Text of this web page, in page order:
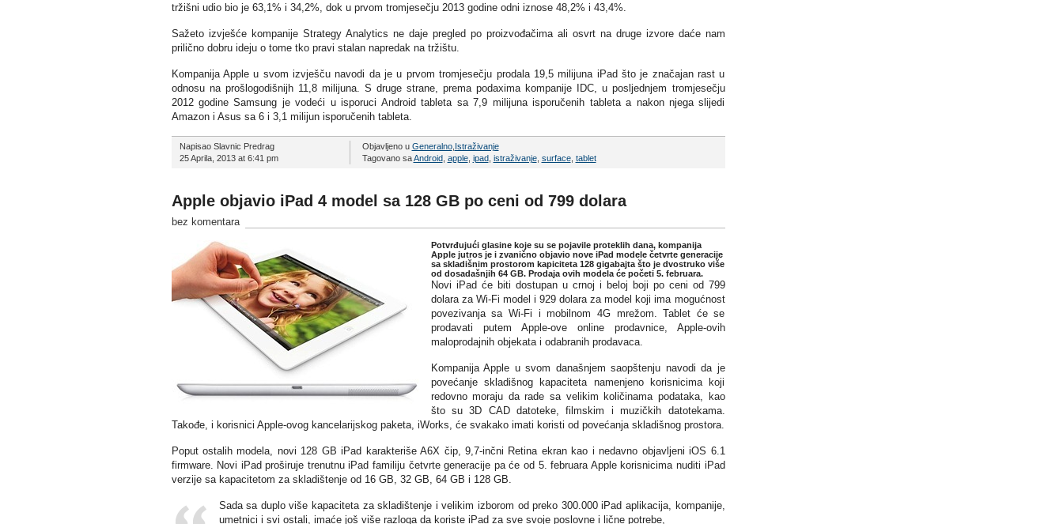
tržišni udio bio je 63,1% i 34,2%, dok u prvom tromjesečju 2013 godine odni iznose 48,2% i 43,4%.
Sažeto izvješće kompanije Strategy Analytics ne daje pregled po proizvođačima ali osvrt na druge izvore daće nam
prilično dobru ideju o tome tko pravi stalan napredak na tržištu.
Kompanija Apple u svom izvješču navodi da je u prvom tromjesečju prodala 19,5 milijuna iPad što je značajan rast u
odnosu na prošlogodišnijh 11,8 milijuna. S druge strane, prema podaxima kompanije IDC, u posljednjem tromjesečju
2012 godine Samsung je vodeći u isporuci Android tableta sa 7,9 milijuna isporučenih tableta a nakon njega slijedi
Amazon i Asus sa 6 i 3,1 milijun isporučenih tableta.
Napisao Slavnic Predrag
25 Aprila, 2013 at 6:41 pm
Objavljeno u Generalno, Istraživanje
Tagovano saAndroid, apple, ipad, istraživanje, surface, tablet
Apple objavio iPad 4 model sa 128 GB po ceni od 799 dolara
bez komentara
Potvrđujući glasine koje su se pojavile proteklih dana, kompanija
Apple jutros je i zvanično objavio nove iPad modele četvrte generacije
sa skladišnim prostorom kapiciteta 128 gigabajta što je dvostruko više
od dosadašnjih 64 GB. Prodaja ovih modela će početi 5. februara.
Novi iPad će biti dostupan u crnoj i beloj boji po ceni od 799
dolara za Wi-Fi model i 929 dolara za model koji ima mogućnost
povezivanja sa Wi-Fi i mobilnom 4G mrežom. Tablet će se
prodavati putem Apple-ove online prodavnice, Apple-ovih
maloprodajnih objekata i odabranih prodavaca.
Kompanija Apple u svom današnjem saopštenju navodi da je
povećanje skladišnog kapaciteta namenjeno korisnicima koji
redovno moraju da rade sa velikim količinama podataka, kao
što su 3D CAD datoteke, filmskim i muzičkih datotekama.
Takođe, i korisnici Apple-ovog kancelarijskog paketa, iWorks, će svakako imati koristi od povećanja skladišnog prostora.
Poput ostalih modela, novi 128 GB iPad karakteriše A6X čip, 9,7-inčni Retina ekran kao i nedavno objavljeni iOS 6.1
firmware. Novi iPad proširuje trenutnu iPad familiju četvrte generacije pa će od 5. februara Apple korisnicima nuditi iPad
verzije sa kapacitetom za skladištenje od 16 GB, 32 GB, 64 GB i 128 GB.
Sada sa duplo više kapaciteta za skladištenje i velikim izborom od preko 300.000 iPad aplikacija, kompanije,
umetnici i svi ostali, imaće još više razloga da koriste iPad za sve svoje poslovne i lične potrebe,